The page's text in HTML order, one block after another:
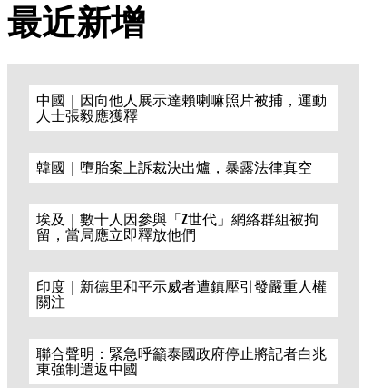
最近新增
中國｜因向他人展示達賴喇嘛照片被捕，運動
人士張毅應獲釋
韓國｜墮胎案上訴裁決出爐，暴露法律真空
埃及｜數十人因參與「Z世代」網絡群組被拘
留，當局應立即釋放他們
印度｜新德里和平示威者遭鎮壓引發嚴重人權
關注
聯合聲明：緊急呼籲泰國政府停止將記者白兆
東強制遣返中國